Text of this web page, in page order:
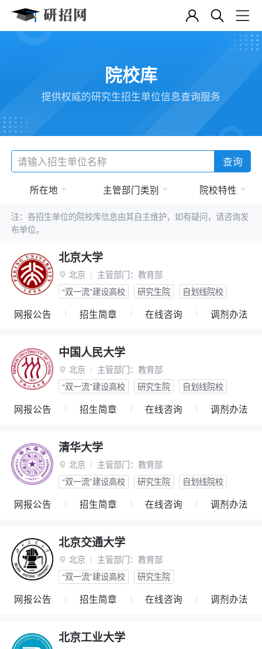
院校库
提供权威的研究生招生单位信息查询服务
查询
所在地 主管部门类别 院校特性
注：各招生单位的院校库信息由其自主维护，如有疑问，请咨询发
布单位。
北京大学
 北京 主管部门： 教育部
“双一流”建设高校
研究生院 自划线院校
网报公告 招生简章 在线咨询 调剂办法
中国人民大学
 北京 主管部门： 教育部
“双一流”建设高校
研究生院 自划线院校
网报公告 招生简章 在线咨询 调剂办法
清华大学
 北京 主管部门： 教育部
“双一流”建设高校
研究生院 自划线院校
网报公告 招生简章 在线咨询 调剂办法
北京交通大学
 北京 主管部门： 教育部
“双一流”建设高校
研究生院
网报公告 招生简章 在线咨询 调剂办法
北京工业大学